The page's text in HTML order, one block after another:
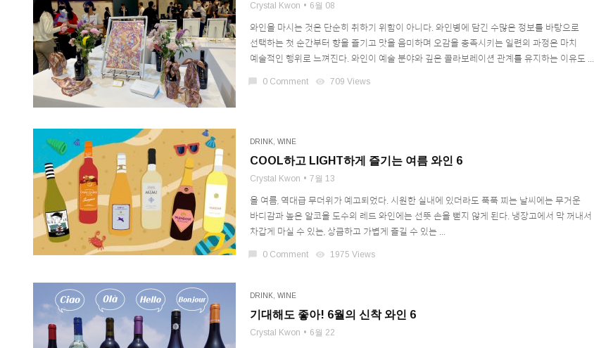
Crystal Kwon 6월 08
와인을 마시는 것은 단순히 취하기 위함이 아니다. 와인병에 담긴 수많은 정보를 바탕으로
선택하는 첫 순간부터 향을 즐기고 맛을 음미하며 오감을 충족시키는 일련의 과정은 마치
예술적인 행위로 느껴진다. 와인이 예술 분야와 깊은 콜라보레이션 관계를 유지하는 이유도 ...
chat_bubble 0 Comment visibility 709 Views
DRINK WINE
COOL하고 LIGHT하게 즐기는 여름 와인 6
Crystal Kwon 7월 13
올 여름, 역대급 무더위가 예고되었다. 시원한 실내에 있더라도 푹푹 찌는 날씨에는 무거운
바디감과 높은 알코올 도수의 레드 와인에는 선뜻 손을 뻗지 않게 된다. 냉장고에서 막 꺼내서
차갑게 마실 수 있는, 상큼하고 가볍게 즐길 수 있는 ...
chat_bubble 0 Comment visibility 1975 Views
DRINK WINE
기대해도 좋아! 6월의 신착 와인 6
Crystal Kwon 6월 22